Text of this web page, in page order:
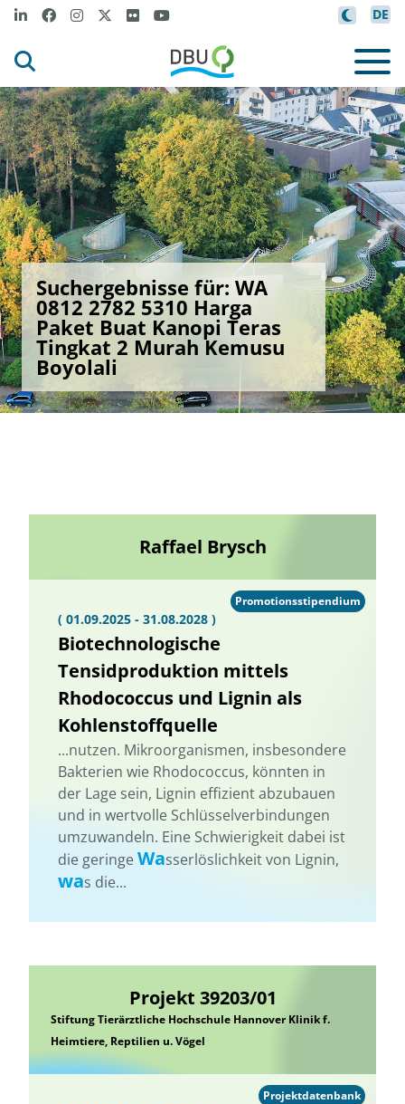
DE
Suchergebnisse für: WA
0812 2782 5310 Harga
Paket Buat Kanopi Teras
Tingkat 2 Murah Kemusu
Boyolali
Raffael Brysch
( 01.09.2025 - 31.08.2028 )
Biotechnologische
Tensidproduktion mittels
Rhodococcus und Lignin als
Kohlenstoffquelle
...nutzen. Mikroorganismen, insbesondere
Bakterien wie Rhodococcus, könnten in
der Lage sein, Lignin effizient abzubauen
und in wertvolle Schlüsselverbindungen
umzuwandeln. Eine Schwierigkeit dabei ist
die geringeWasserlöslichkeit von Lignin,
was die...
Promotionsstipendium
Projekt 39203/01
Stiftung Tierärztliche Hochschule Hannover Klinik f.
Heimtiere, Reptilien u. Vögel
Projektdatenbank